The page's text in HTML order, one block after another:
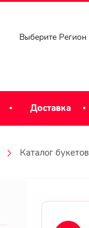
Выберите Регион
Доставка
Каталог букетов